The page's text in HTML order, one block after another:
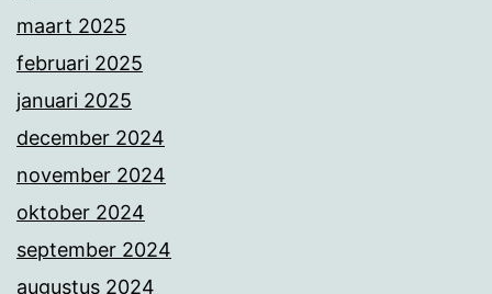
maart 2025
februari 2025
januari 2025
december 2024
november 2024
oktober 2024
september 2024
augustus 2024